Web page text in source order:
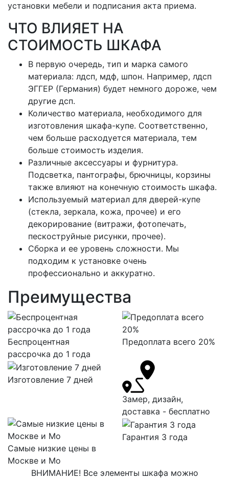
установки мебели и подписания акта приема.
ЧТО ВЛИЯЕТ НА
СТОИМОСТЬ ШКАФА
В первую очередь, тип и марка самого
материала: лдсп, мдф, шпон. Например, лдсп
ЭГГЕР (Германия) будет немного дороже, чем
другие дсп.
Количество материала, необходимого для
изготовления шкафа-купе. Соответственно,
чем больше расходуется материала, тем
больше стоимость изделия.
Различные аксессуары и фурнитура.
Подсветка, пантографы, брючницы, корзины
также влияют на конечную стоимость шкафа.
Используемый материал для дверей-купе
(стекла, зеркала, кожа, прочее) и его
декорирование (витражи, фотопечать,
пескоструйные рисунки, прочее).
Сборка и ее уровень сложности. Мы
подходим к установке очень
профессионально и аккуратно.
Преимущества
Беспроцентная
рассрочка до 1 года
Предоплата всего 20%
Изготовление 7 дней
Замер, дизайн,
доставка - бесплатно
Самые низкие цены в
Москве и Мо
Гарантия 3 года
ВНИМАНИЕ! Все элементы шкафа можно